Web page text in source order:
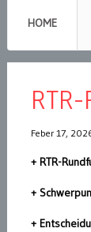
HOME
Feber 17,
+ RTR-
+
+